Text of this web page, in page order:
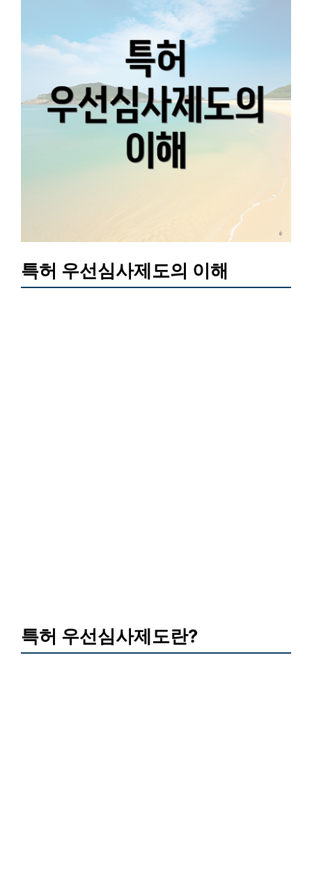
특허 우선심사제도의 이해
특허 우선심사제도란?